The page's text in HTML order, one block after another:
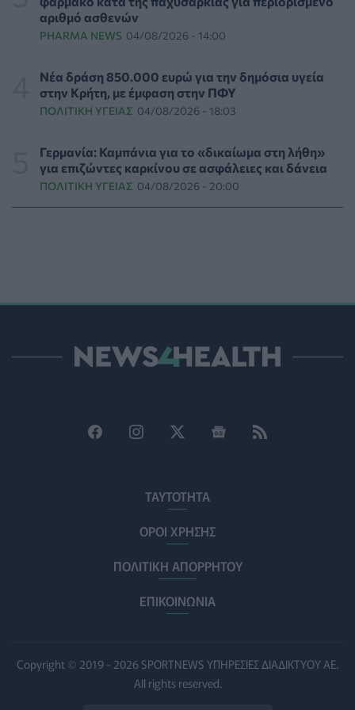
Διαβητική αμφιβληστροειδοπάθεια: «Σιωπηλός»
κίνδυνος για την όραση των ασθενών
HEALTH TALK 06/08/2026 - 17:34
Γιατί οι γιατροί διστάζουν να γράψουν ορμονική
θεραπεία για την εμμηνόπαυση
ΥΓΕΊΑ 06/08/2026 - 17:01
Γιαννάκος: Πρωτοφανής πίεση στο Νοσοκομείο
Ζακύνθου - Καταγγέλθηκαν οκτώ βιασμοί γυναικών
ΠΟΛΙΤΙΚΉ ΥΓΕΊΑΣ 06/08/2026 - 16:34
Τα τρία SOS στη μέση ηλικία που εξασφαλίζουν 13
06/08/2026 - 15:21
Τα κουνούπια τελικά έχουν πράγματι προτιμήσεις
στους ανθρώπους - Τι έδειξε έρευνα
Αυγούστου
ΠΟΛΙΤΙΚΉ ΥΓΕΊΑΣ
αριθμό ασθενών
PHARMA NEWS 04/08/2026 - 14:00
Νέα δράση 850.000 ευρώ για την δημόσια υγεία
στην Κρήτη, με έμφαση στην ΠΦΥ
ΠΟΛΙΤΙΚΉ ΥΓΕΊΑΣ 04/08/2026 - 18:03
Γερμανία: Καμπάνια για το «δικαίωμα στη λήθη»
για επιζώντες καρκίνου σε ασφάλειες και δάνεια
ΠΟΛΙΤΙΚΉ ΥΓΕΊΑΣ 04/08/2026 - 20:00
ΤΑΥΤΟΤΗΤΑ
ΟΡΟΙ ΧΡΗΣΗΣ
ΠΟΛΙΤΙΚΗ ΑΠΟΡΡΗΤΟΥ
ΕΠΙΚΟΙΝΩΝΙΑ
Copyright © 2019 - 2026 SPORTNEWS ΥΠΗΡΕΣΙΕΣ ΔΙΑΔΙΚΤΥΟΥ ΑΕ.
All rights reserved.